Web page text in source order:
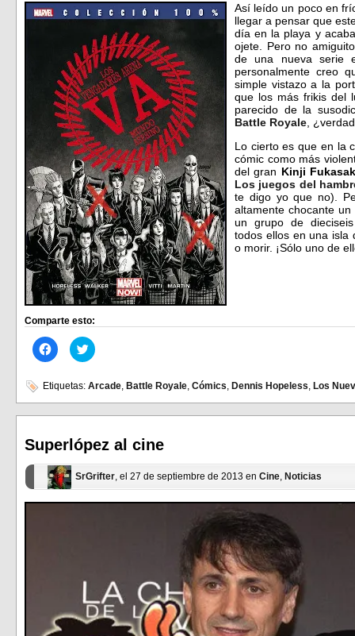
Así leído un poco en
llegar a pensar que
día en la playa y
ojete. Pero no
de una nueva serie
personalmente creo
simple vistazo a la
que los más frikis del
parecido de la
Battle Royale ,
Lo cierto es que en la
cómic como más
del gran Kinji
Los juegos del
te digo yo que no).
altamente chocante
un grupo de dieciseis
todos ellos en una isla
o morir. ¡Sólo uno de
Comparte esto:
Haz
clic
en
Facebook
(Se
abre
ventana
nueva)
Haz
clic
en
(Se
abre
ventana
nueva)
Etiquetas: Arcade, Battle Royale, Cómics, Dennis Hopeless, Los
Superlópez al cine
SrGrifter, el 27 de septiembre de 2013 en Cine, Noticias